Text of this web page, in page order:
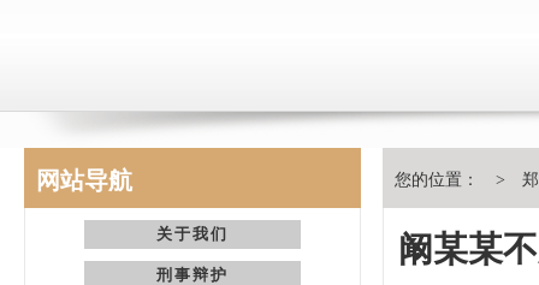
网站导航
关于我们
刑事辩护
您的位置： >
阚某某